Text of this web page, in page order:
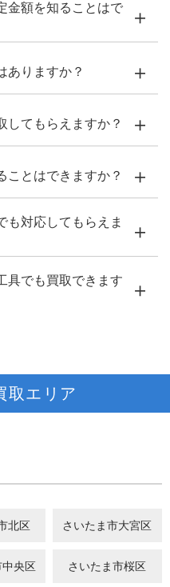
金額を知ることはで
＋
ありますか？ ＋
してもらえますか？ ＋
ことはできますか？ ＋
も対応してもらえま
＋
具でも買取できます
＋
取エリア
北区 さいたま市大宮区
中央区 さいたま市桜区